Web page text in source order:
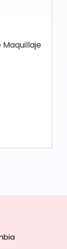
Maquillaje